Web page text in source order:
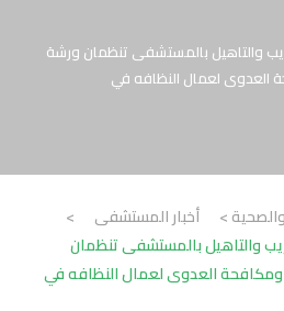
والتاهيل بالمستشفى تنظمان ورشة
العدوى لعمال النظافه في
> أخبار المستشفى
>
والتاهيل بالمستشفى تنظمان
ومكافحة العدوى لعمال النظافه في